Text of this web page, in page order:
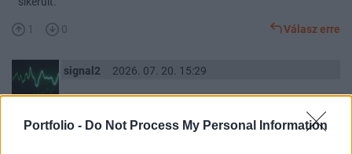
Portfolio - Do Not Process My Personal Information
1 0 Válasz erre
signal2 2026. 07. 20. 15:29
Olcsó.